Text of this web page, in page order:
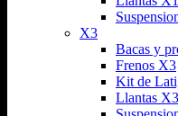
X3
Bacas y
Frenos X3
Kit de
Llantas X3